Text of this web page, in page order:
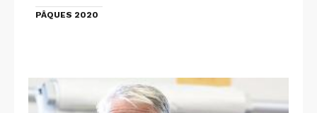
PÂQUES 2020